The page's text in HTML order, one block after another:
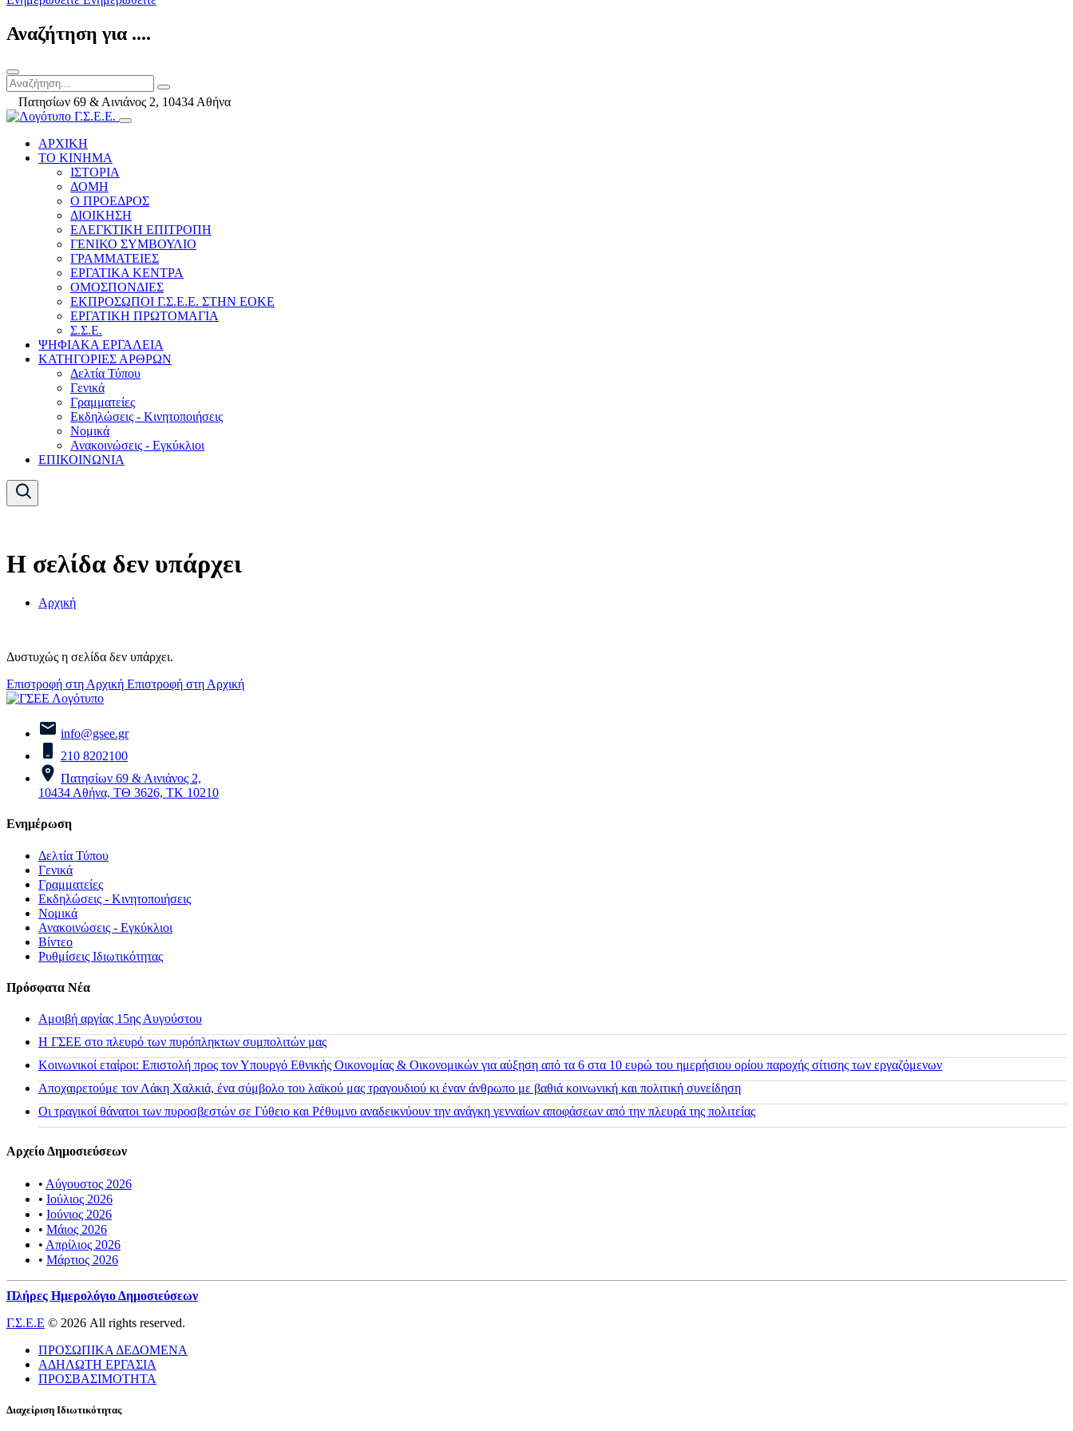
Αναζήτηση για ....
Πατησίων 69 & Αινιάνος 2, 10434 Αθήνα
ΑΡΧΙΚΗ
ΤΟ ΚΙΝΗΜΑ
ΙΣΤΟΡΙΑ
ΔΟΜΗ
Ο ΠΡΟΕΔΡΟΣ
ΔΙΟΙΚΗΣΗ
ΕΛΕΓΚΤΙΚΗ ΕΠΙΤΡΟΠΗ
ΓΕΝΙΚΟ ΣΥΜΒΟΥΛΙΟ
ΓΡΑΜΜΑΤΕΙΕΣ
ΕΡΓΑΤΙΚΑ ΚΕΝΤΡΑ
ΟΜΟΣΠΟΝΔΙΕΣ
ΕΚΠΡΟΣΩΠΟΙ Γ.Σ.Ε.Ε. ΣΤΗΝ ΕΟΚΕ
ΕΡΓΑΤΙΚΗ ΠΡΩΤΟΜΑΓΙΑ
Σ.Σ.Ε.
ΨΗΦΙΑΚΑ ΕΡΓΑΛΕΙΑ
ΚΑΤΗΓΟΡΙΕΣ ΑΡΘΡΩΝ
Δελτία Τύπου
Γενικά
Γραμματείες
Εκδηλώσεις - Κινητοποιήσεις
Νομικά
Ανακοινώσεις - Εγκύκλιοι
ΕΠΙΚΟΙΝΩΝΙΑ
Η σελίδα δεν υπάρχει
Αρχική
Δυστυχώς η σελίδα δεν υπάρχει.
Επιστροφή στη Αρχική Επιστροφή στη Αρχική
info@gsee.gr
210 8202100
Πατησίων 69 & Αινιάνος 2,
10434 Αθήνα, ΤΘ 3626, ΤΚ 10210
Ενημέρωση
Δελτία Τύπου
Γενικά
Γραμματείες
Εκδηλώσεις - Κινητοποιήσεις
Νομικά
Ανακοινώσεις - Εγκύκλιοι
Βίντεο
Ρυθμίσεις Ιδιωτικότητας
Πρόσφατα Νέα
Αμοιβή αργίας 15ης Αυγούστου
H ΓΣΕΕ στο πλευρό των πυρόπληκτων συμπολιτών μας
Κοινωνικοί εταίροι: Επιστολή προς τον Υπουργό Εθνικής Οικονομίας & Οικονομικών για αύξηση από τα 6 στα 10 ευρώ του ημερήσιου ορίου παροχής σίτισης των εργαζόμενων
Αποχαιρετούμε τον Λάκη Χαλκιά, ένα σύμβολο του λαϊκού μας τραγουδιού κι έναν άνθρωπο με βαθιά κοινωνική και πολιτική συνείδηση
Οι τραγικοί θάνατοι των πυροσβεστών σε Γύθειο και Ρέθυμνο αναδεικνύουν την ανάγκη γενναίων αποφάσεων από την πλευρά της πολιτείας
Αρχείο Δημοσιεύσεων
• Αύγουστος 2026
• Ιούλιος 2026
• Ιούνιος 2026
• Μάιος 2026
• Απρίλιος 2026
• Μάρτιος 2026
Πλήρες Ημερολόγιο Δημοσιεύσεων
Γ.Σ.Ε.Ε © 2026 All rights reserved.
ΠΡΟΣΩΠΙΚΑ ΔΕΔΟΜΕΝΑ
ΑΔΗΛΩΤΗ ΕΡΓΑΣΙΑ
ΠΡΟΣΒΑΣΙΜΟΤΗΤΑ
Διαχείριση Ιδιωτικότητας